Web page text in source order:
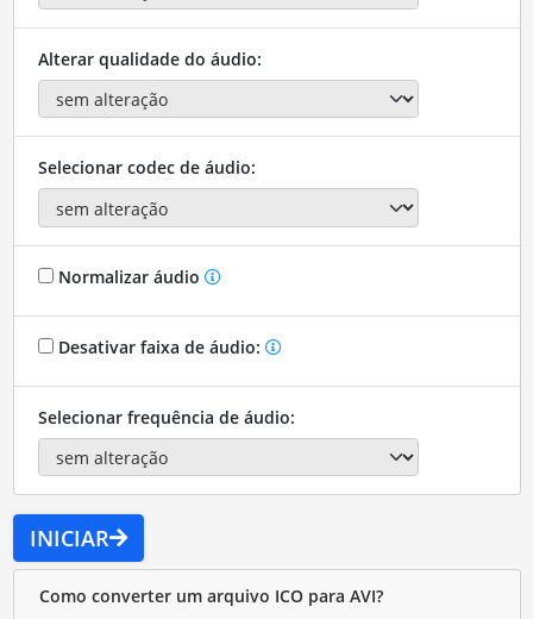
Alterar qualidade do áudio:
Selecionar codec de áudio:
Normalizar áudio
Desativar faixa de áudio:
Selecionar frequência de áudio:
INICIAR
Como converter um arquivo ICO para AVI?